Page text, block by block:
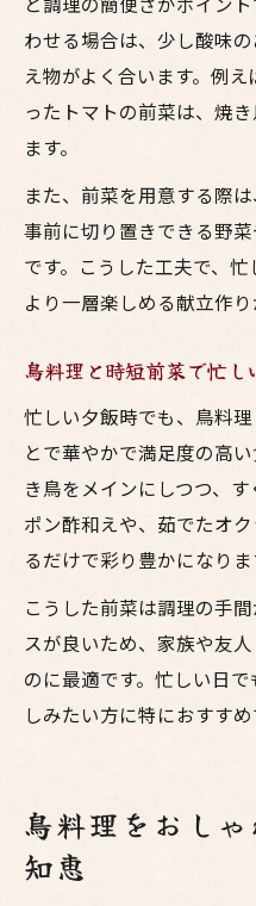
わせる場合は、少し酸味
え物がよく合います。例
ったトマトの前菜は、焼
ます。
また、前菜を用意する際
事前に切り置きできる野
です。こうした工夫で、
より一層楽しめる献立作り
鳥料理と時短前菜で忙し
忙しい夕飯時でも、鳥料
とで華やかで満足度の高
き鳥をメインにしつつ、
ポン酢和えや、茹でたオ
るだけで彩り豊かになりま
こうした前菜は調理の手
スが良いため、家族や友
のに最適です。忙しい日
しみたい方に特におすすめ
鳥料理をおし
知恵